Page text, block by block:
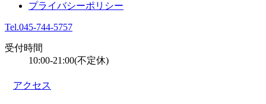
プライバシーポリシー
Tel.045-744-5757
受付時間
10:00-21:00(不定休)
アクセス